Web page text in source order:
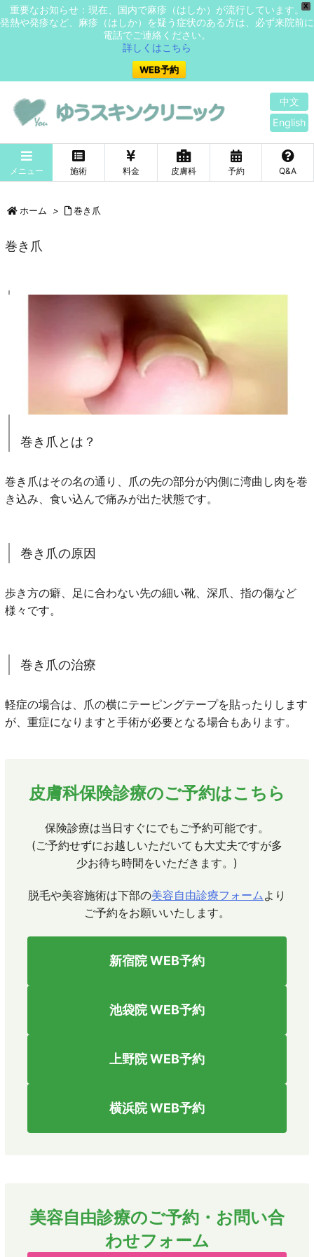
X
重要なお知らせ：現在、国内で麻疹（はしか）が流行しています。
発熱や発疹など、麻疹（はしか）を疑う症状のある方は、必ず来院前に
電話でご連絡ください。
詳しくはこちら
WEB予約
中文
English
メニュー 施術 料金 皮膚科 予約 Q&A
ホーム > 巻き爪
巻き爪
巻き爪とは？
巻き爪はその名の通り、爪の先の部分が内側に湾曲し肉を巻
き込み、食い込んで痛みが出た状態です。
巻き爪の原因
歩き方の癖、足に合わない先の細い靴、深爪、指の傷など
様々です。
巻き爪の治療
軽症の場合は、爪の横にテーピングテープを貼ったりします
が、重症になりますと手術が必要となる場合もあります。
皮膚科保険診療のご予約はこちら
保険診療は当日すぐにでもご予約可能です。
(ご予約せずにお越しいただいても大丈夫ですが多
少お待ち時間をいただきます。)
脱毛や美容施術は下部の美容自由診療フォーム より
ご予約をお願いいたします。
新宿院 WEB予約
池袋院 WEB予約
上野院 WEB予約
横浜院 WEB予約
美容自由診療のご予約・お問い合
わせフォーム